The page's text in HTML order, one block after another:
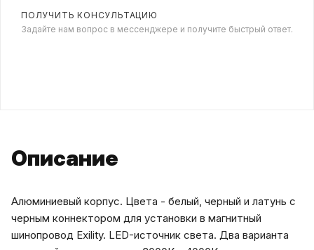
ПОЛУЧИТЬ КОНСУЛЬТАЦИЮ
Задайте нам вопрос в мессенджере и получите быстрый ответ.
Описание
Алюминиевый корпус. Цвета - белый, черный и латунь с
черным коннектором для установки в магнитный
шинопровод Exility. LED-источник света. Два варианта